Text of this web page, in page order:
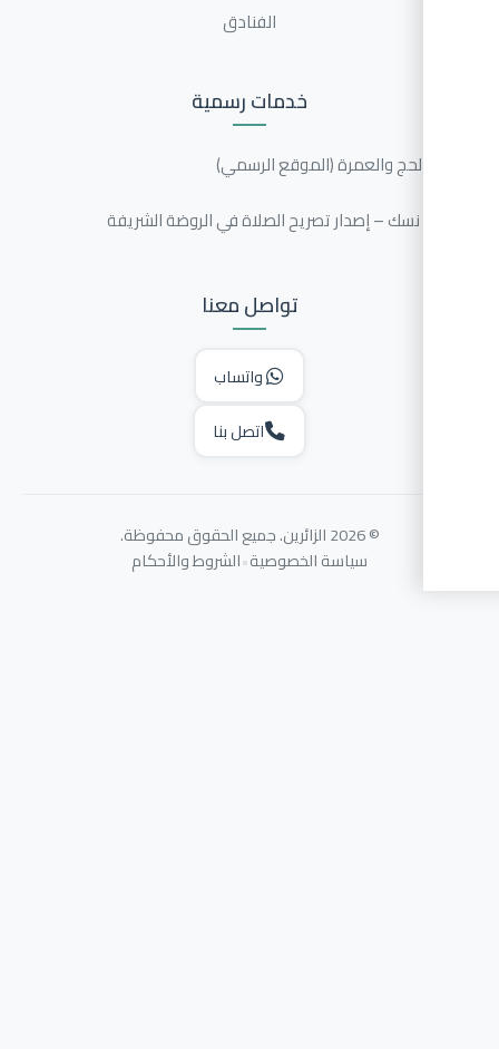
خدمات رسمية
والعمرة (الموقع الرسمي)
– إصدار تصريح الصلاة في الروضة الشريفة
تواصل معنا
سياسة الخصوصية•الشروط والأحكام